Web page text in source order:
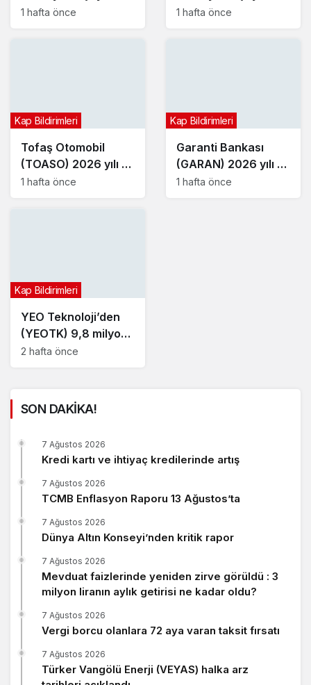
bilançosunu açıkladı
1 hafta önce
bilançosunu açıkladı
1 hafta önce
Tofaş Otomobil
(TOASO) 2026 yılı 2.
çeyrek bilançosunu
Kap Bildirimleri
1 hafta önce
Garanti Bankası
(GARAN) 2026 yılı 2.
çeyrek bilançosunu
Kap Bildirimleri
1 hafta önce
YEO Teknoloji’den
(YEOTK) 9,8 milyon
dolarlık sözleşme
Kap Bildirimleri
2 hafta önce
SON DAKİKA!
Kredi kartı ve ihtiyaç kredilerinde artış
7 Ağustos 2026
TCMB Enflasyon Raporu 13 Ağustos’ta
7 Ağustos 2026
Dünya Altın Konseyi’nden kritik rapor
7 Ağustos 2026
Mevduat faizlerinde yeniden zirve görüldü : 3
milyon liranın aylık getirisi ne kadar oldu?
7 Ağustos 2026
Vergi borcu olanlara 72 aya varan taksit fırsatı
7 Ağustos 2026
Türker Vangölü Enerji (VEYAS) halka arz
7 Ağustos 2026